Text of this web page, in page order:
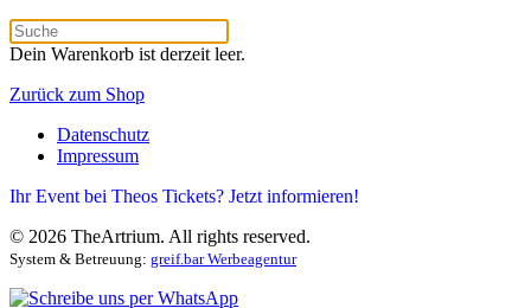
Dein Warenkorb ist derzeit leer.
Zurück zum Shop
Datenschutz
Impressum
Ihr Event bei Theos Tickets? Jetzt informieren!
© 2026 TheArtrium. All rights reserved.
System & Betreuung: greif.bar Werbeagentur